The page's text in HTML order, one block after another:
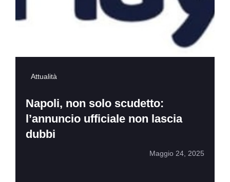
Attualità
Napoli, non solo scudetto:
l’annuncio ufficiale non lascia
dubbi
Maggio 24, 2025